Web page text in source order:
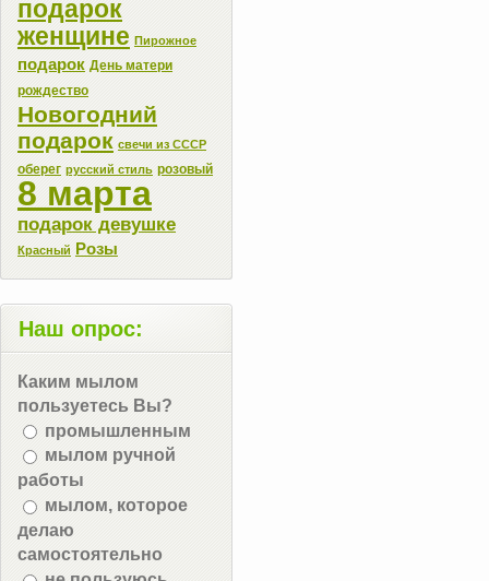
подарок
женщине Пирожное
подарок День матери
рождество
Новогодний
подарок свечи из СССР
оберег русский стиль розовый
8 марта
подарок девушке
Красный Розы
Наш опрос:
Каким мылом
пользуетесь Вы?
промышленным
мылом ручной
работы
мылом, которое
делаю
самостоятельно